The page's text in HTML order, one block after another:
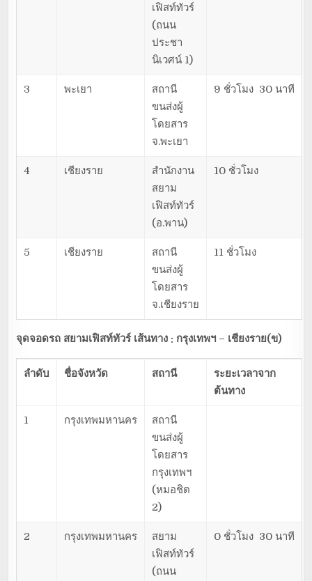
เฟิสท์ทัวร์
(ถนน
ประชา
นิเวศน์ 1)
3 พะเยา
สถานี
ขนส่งผู้
โดยสาร
จ.พะเยา
9 ชั่วโมง 30 นาที
4 เชียงราย
สำนักงาน
สยาม
เฟิสท์ทัวร์
(อ.พาน)
10 ชั่วโมง
5 เชียงราย
สถานี
ขนส่งผู้
โดยสาร
จ.เชียงราย
11 ชั่วโมง
จุดจอดรถ สยามเฟิสท์ทัวร์ เส้นทาง : กรุงเทพฯ – เชียงราย(ข)
ลำดับ ชื่อจังหวัด สถานี
ระยะเวลาจาก
ต้นทาง
1 กรุงเทพมหานคร
สถานี
ขนส่งผู้
โดยสาร
กรุงเทพฯ
(หมอชิต
2)
2 กรุงเทพมหานคร
สยาม
เฟิสท์ทัวร์
(ถนน
0 ชั่วโมง 30 นาที